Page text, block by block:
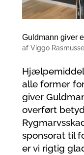
Guldmann giver
af Viggo
alle former
giver
overført
sponsorat til
er vi rigtig